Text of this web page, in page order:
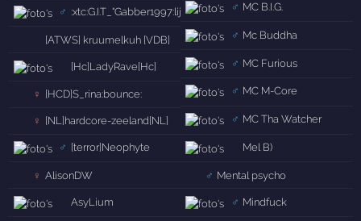
♂ :xtc:G.I.T_"Gabber1997:lijn::bounce:
[ATWS] kruumelkuh [VDB]
[Hc]LadyRave[Hc]
♀ [HCD]S_rina:bounce:
♀ [NL]hardcore-zeeland[NL]
♂ [terror]Neophyte
♀ AlisonDW
AsyLium
♂ MC B.I.G.
♂ Mc Buddha
♂ MC Furious
♂ MC M-Core
♂ MC Tha Watcher
Mel B)
♂ Mental psycho
♂ Mindfuck